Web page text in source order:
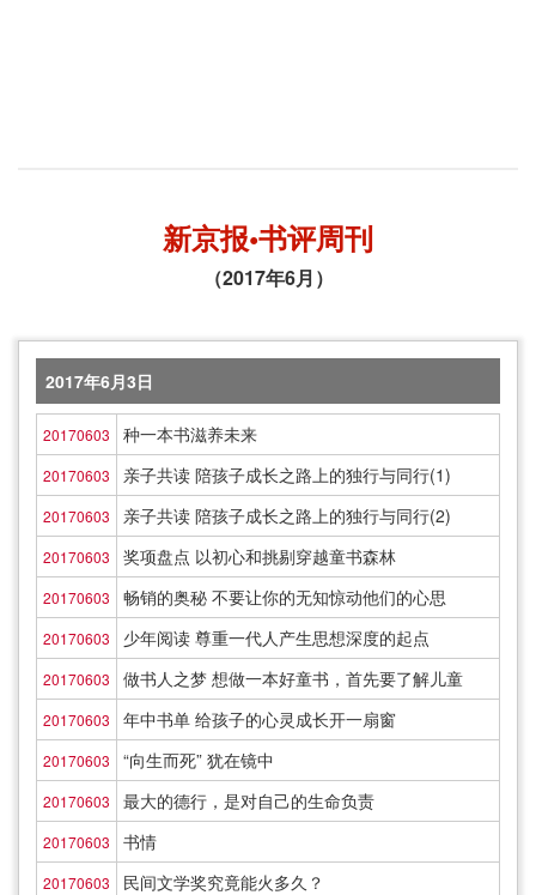
新京报•书评周刊
（2017年6月）
2017年6月3日
20170603 种一本书滋养未来
20170603 亲子共读 陪孩子成长之路上的独行与同行(1)
20170603 亲子共读 陪孩子成长之路上的独行与同行(2)
20170603 奖项盘点 以初心和挑剔穿越童书森林
20170603 畅销的奥秘 不要让你的无知惊动他们的心思
20170603 少年阅读 尊重一代人产生思想深度的起点
20170603 做书人之梦 想做一本好童书，首先要了解儿童
20170603 年中书单 给孩子的心灵成长开一扇窗
20170603 “向生而死” 犹在镜中
20170603 最大的德行，是对自己的生命负责
20170603 书情
20170603 民间文学奖究竟能火多久？